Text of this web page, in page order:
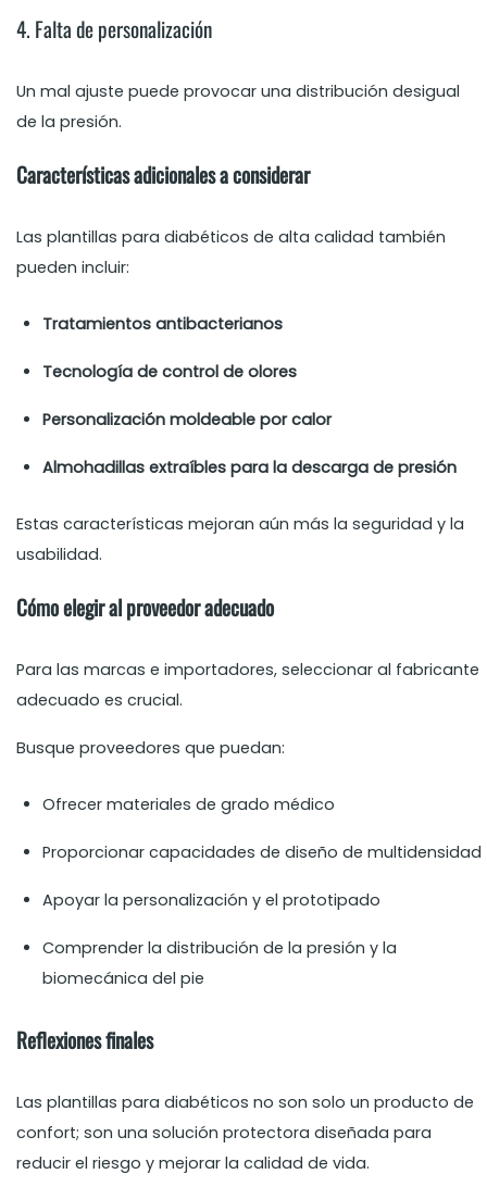
4. Falta de personalización
Un mal ajuste puede provocar una distribución desigual
de la presión.
Características adicionales a considerar
Las plantillas para diabéticos de alta calidad también
pueden incluir:
Tratamientos antibacterianos
Tecnología de control de olores
Personalización moldeable por calor
Almohadillas extraíbles para la descarga de presión
Estas características mejoran aún más la seguridad y la
usabilidad.
Cómo elegir al proveedor adecuado
Para las marcas e importadores, seleccionar al fabricante
adecuado es crucial.
Busque proveedores que puedan:
Ofrecer materiales de grado médico
Proporcionar capacidades de diseño de multidensidad
Apoyar la personalización y el prototipado
Comprender la distribución de la presión y la
biomecánica del pie
Reflexiones finales
Las plantillas para diabéticos no son solo un producto de
confort; son una solución protectora diseñada para
reducir el riesgo y mejorar la calidad de vida.